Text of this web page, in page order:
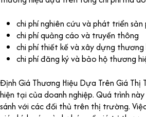
chi phí nghiên cứu và phát triển
chi phí quảng cáo và truyền thông
chi phí thiết kế và xây dựng thương
chi phí đăng ký và bảo hộ thương
Định Giá Thương Hiệu Dựa Trên Giá
hiện tại của doanh nghiệp. Quá trình
sánh với các đối thủ trên thị trường.